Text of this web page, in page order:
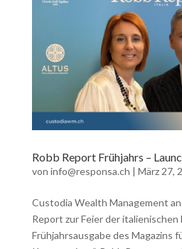
Robb Report Frühjahrs –
von info@responsa.ch | März 27,
Custodia Wealth Management
Report zur Feier der italienischen
Frühjahrsausgabe des Magazins